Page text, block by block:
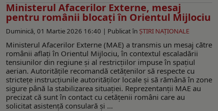
Ministerul Afacerilor Externe, mesaj
pentru românii blocați în Orientul Mijlociu
Duminică, 01 Martie 2026 16:40 | Publicat în ŞTIRI NAŢIONALE
Ministerul Afacerilor Externe (MAE) a transmis un mesaj către
românii aflați în Orientul Mijlociu, în contextul escaladării
tensiunilor din regiune și al restricțiilor impuse în spațiul
aerian. Autoritățile recomandă cetățenilor să respecte cu
strictețe instrucțiunile autorităților locale și să rămână în zone
sigure până la stabilizarea situației. Reprezentanții MAE au
precizat că sunt în contact cu cetățenii români care au
solicitat asistență consulară și ...